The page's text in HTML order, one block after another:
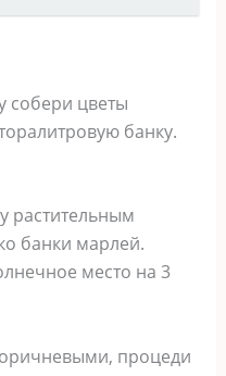
собери цветы
банку.
растительным
банки марлей.
место на 3
процеди